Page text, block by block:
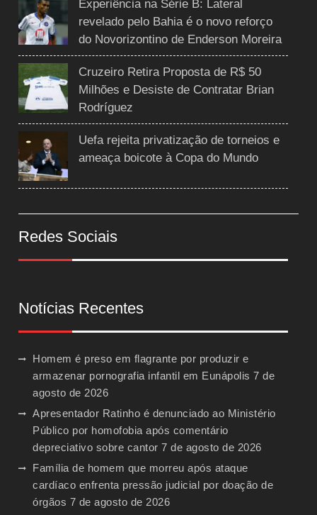
Experiência na Série B: Lateral
revelado pelo Bahia é o novo reforço
do Novorizontino de Enderson Moreira
Cruzeiro Retira Proposta de R$ 50
Milhões e Desiste de Contratar Brian
Rodríguez
Uefa rejeita privatização de torneios e
ameaça boicote à Copa do Mundo
Redes Sociais
Notícias Recentes
Homem é preso em flagrante por produzir e
armazenar pornografia infantil em Eunápolis 7 de
agosto de 2026
Apresentador Ratinho é denunciado ao Ministério
Público por homofobia após comentário
depreciativo sobre cantor 7 de agosto de 2026
Família de homem que morreu após ataque
cardíaco enfrenta pressão judicial por doação de
órgãos 7 de agosto de 2026